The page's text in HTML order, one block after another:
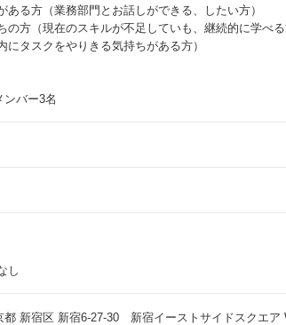
ある方（業務部門とお話しができる、したい方）
の方（現在のスキルが不足していも、継続的に学べる
にタスクをやりきる気持ちがある方）
バー3名
し
都 新宿区 新宿6-27-30 新宿イーストサイドスクエア